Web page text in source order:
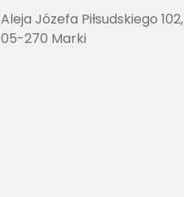
Aleja Józefa Piłsudskiego 102,
05-270 Marki